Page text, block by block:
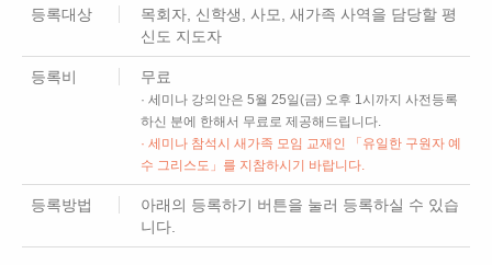
등록대상
목회자, 신학생, 사모, 새가족 사역을 담당할 평
신도 지도자
등록비 무료
· 세미나 강의안은 5월 25일(금) 오후 1시까지 사전등록
하신 분에 한해서 무료로 제공해드립니다.
· 세미나 참석시 새가족 모임 교재인 「유일한 구원자 예
수 그리스도」를 지참하시기 바랍니다.
등록방법
아래의 등록하기 버튼을 눌러 등록하실 수 있습
니다.